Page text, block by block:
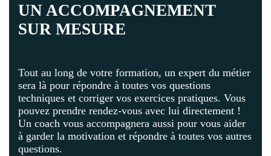
UN ACCOMPAGNEMENT
SUR MESURE
Tout au long de votre formation, un expert du métier
sera là pour répondre à toutes vos questions
techniques et corriger vos exercices pratiques. Vous
pouvez prendre rendez-vous avec lui directement !
Un coach vous accompagnera aussi pour vous aider
à garder la motivation et répondre à toutes vos autres
questions.